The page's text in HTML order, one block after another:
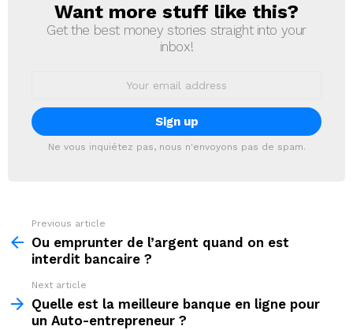
NEWSLETTER
Want more stuff like this?
Get the best money stories straight into your
inbox!
Ne vous inquiétez pas, nous n'envoyons pas de spam.
more
Previous article
Ou emprunter de l’argent quand on est
interdit bancaire ?
Next article
Quelle est la meilleure banque en ligne pour
un Auto-entrepreneur ?